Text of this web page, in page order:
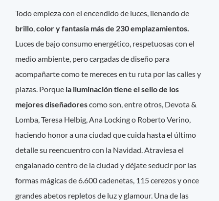
Todo empieza con el encendido de luces, llenando de
brillo,color y fantasía más de 230 emplazamientos.
Luces de bajo consumo energético, respetuosas con el
medio ambiente, pero cargadas de diseño para
acompañarte como te mereces en tu ruta por las calles y
plazas. Porque la iluminación tiene el sello de los
mejores diseñadorescomo son, entre otros, Devota &
Lomba, Teresa Helbig, Ana Locking o Roberto Verino,
haciendo honor a una ciudad que cuida hasta el último
detalle su reencuentro con la Navidad. Atraviesa el
engalanado centro de la ciudad y déjate seducir por las
formas mágicas de 6.600 cadenetas, 115 cerezos y once
grandes abetos repletos de luz y glamour. Una de las